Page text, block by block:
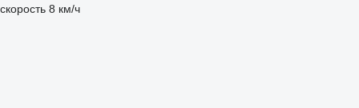
8 км/ч